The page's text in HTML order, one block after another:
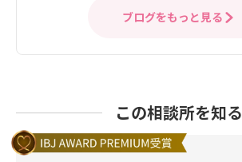
ブログをもっと見る
この相談所を知る